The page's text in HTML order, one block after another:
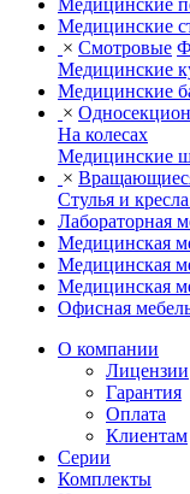
Медицинские
Медицинские
× Смотровые
Медицинские
Медицинские
×
На колесах
Медицинские
×
Стулья и
Лабораторная
Медицинская
Медицинская
Медицинская
Офисная
О компании
Лицензии
Гарантия
Оплата
Клиентам
Серии
Комплекты